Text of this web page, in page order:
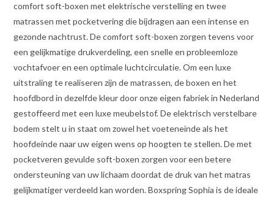
comfort soft-boxen met elektrische verstelling en twee
matrassen met pocketvering die bijdragen aan een intense en
gezonde nachtrust. De comfort soft-boxen zorgen tevens voor
een gelijkmatige drukverdeling, een snelle en probleemloze
vochtafvoer en een optimale luchtcirculatie. Om een luxe
uitstraling te realiseren zijn de matrassen, de boxen en het
hoofdbord in dezelfde kleur door onze eigen fabriek in Nederland
gestoffeerd met een luxe meubelstof. De elektrisch verstelbare
bodem stelt u in staat om zowel het voeteneinde als het
hoofdeinde naar uw eigen wens op hoogten te stellen. De met
pocketveren gevulde soft-boxen zorgen voor een betere
ondersteuning van uw lichaam doordat de druk van het matras
gelijkmatiger verdeeld kan worden. Boxspring Sophia is de ideale